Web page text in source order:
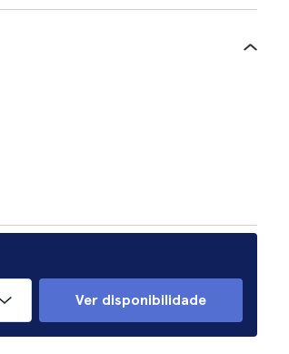
Ver disponibilidade